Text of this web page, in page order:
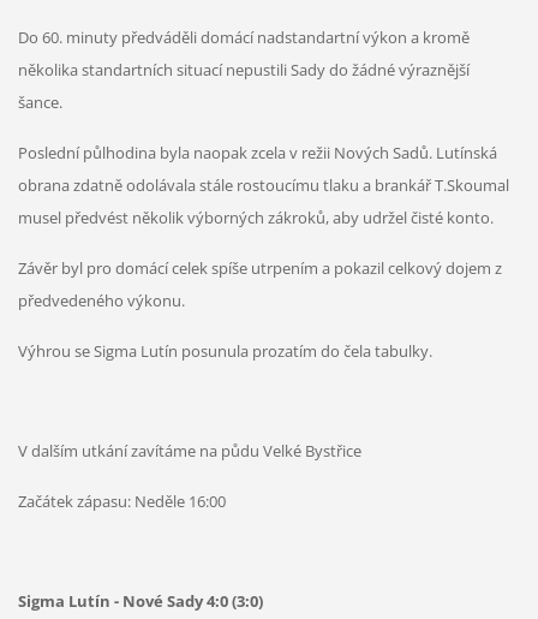
Do 60. minuty předváděli domácí nadstandartní výkon a kromě
několika standartních situací nepustili Sady do žádné výraznější
šance.
Poslední půlhodina byla naopak zcela v režii Nových Sadů. Lutínská
obrana zdatně odolávala stále rostoucímu tlaku a brankář T.Skoumal
musel předvést několik výborných zákroků, aby udržel čisté konto.
Závěr byl pro domácí celek spíše utrpením a pokazil celkový dojem z
předvedeného výkonu.
Výhrou se Sigma Lutín posunula prozatím do čela tabulky.
V dalším utkání zavítáme na půdu Velké Bystřice
Začátek zápasu: Neděle 16:00
Sigma Lutín - Nové Sady 4:0 (3:0)